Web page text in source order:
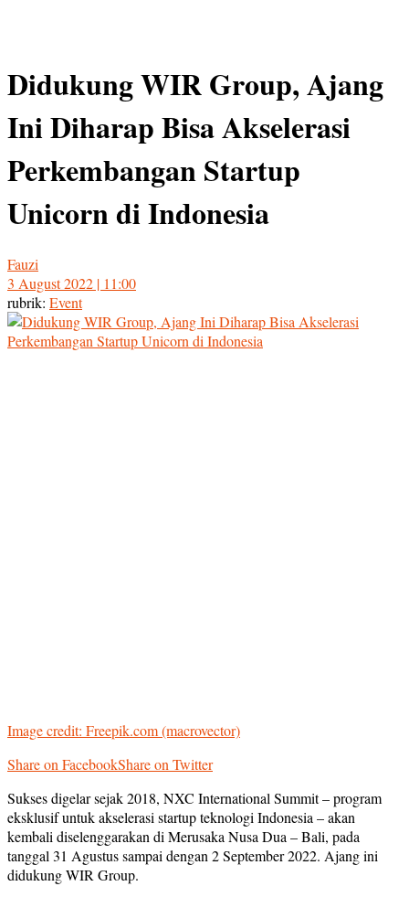
Didukung WIR Group, Ajang
Ini Diharap Bisa Akselerasi
Perkembangan Startup
Unicorn di Indonesia
Fauzi
3 August 2022 | 11:00
rubrik: Event
Image credit: Freepik.com (macrovector)
Share on FacebookShare on Twitter
Sukses digelar sejak 2018, NXC International Summit – program
eksklusif untuk akselerasi startup teknologi Indonesia – akan
kembali diselenggarakan di Merusaka Nusa Dua – Bali, pada
tanggal 31 Agustus sampai dengan 2 September 2022. Ajang ini
didukung WIR Group.